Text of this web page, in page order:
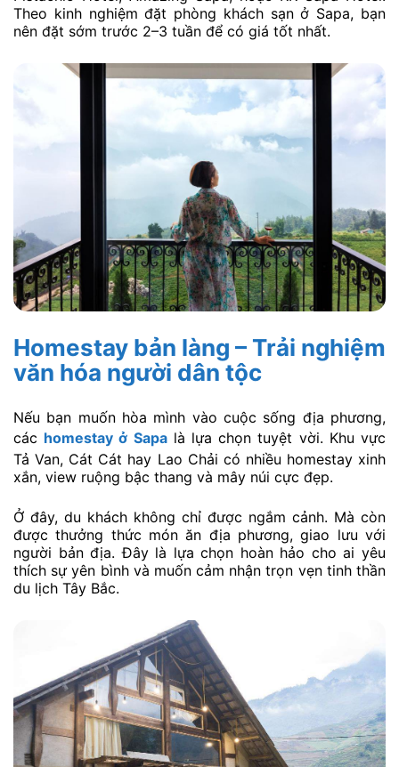
Theo kinh nghiệm đặt phòng khách sạn ở Sapa, bạn
nên đặt sớm trước 2–3 tuần để có giá tốt nhất.
Homestay bản làng – Trải nghiệm
văn hóa người dân tộc
Nếu bạn muốn hòa mình vào cuộc sống địa phương,
các homestay ở Sapalà lựa chọn tuyệt vời. Khu vực
Tả Van, Cát Cát hay Lao Chải có nhiều homestay xinh
xắn, view ruộng bậc thang và mây núi cực đẹp.
Ở đây, du khách không chỉ được ngắm cảnh. Mà còn
được thưởng thức món ăn địa phương, giao lưu với
người bản địa. Đây là lựa chọn hoàn hảo cho ai yêu
thích sự yên bình và muốn cảm nhận trọn vẹn tinh thần
du lịch Tây Bắc.